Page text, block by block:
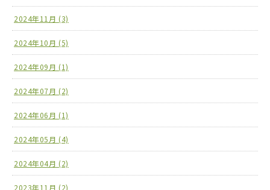
2024年11月 (3)
2024年10月 (5)
2024年09月 (1)
2024年07月 (2)
2024年06月 (1)
2024年05月 (4)
2024年04月 (2)
2023年11月 (2)